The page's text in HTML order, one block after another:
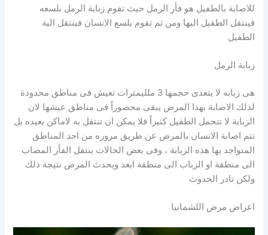
للاصابة بالطفيل هو فأر الرمل حيث تقوم زبابة الرمل بلسعه
فينتقل الطفيل اليها ومن ثم تقوم بلسع الانسان فينتقل الية
الطفيل
زبابة الرمل
هى زبابه لا يتعدى حجمها 3 ملليمترات تعيش فى مناطق محدودة
لذلك الاصابة بهذا المرض يبقى محصوراً فى مناطق عيشها لان
الزبابة لا تتحمل الطفيل كثيراً فلا يمكن ان تنتقل به لاماكن بعيده بل
تتم اصابة الانسان بالمرض عن طريق مروره من احد المناطق
المتواجد بها هذه الزبابة ، وفى بعض الحالات ينتقل الفأر المصاب
الى منطقة او الزباب الى منظقة ابعد ويحدث المرض نتيجة ذلك
ولكن نادر الحدوث
اعراض مرض اللشمانيا